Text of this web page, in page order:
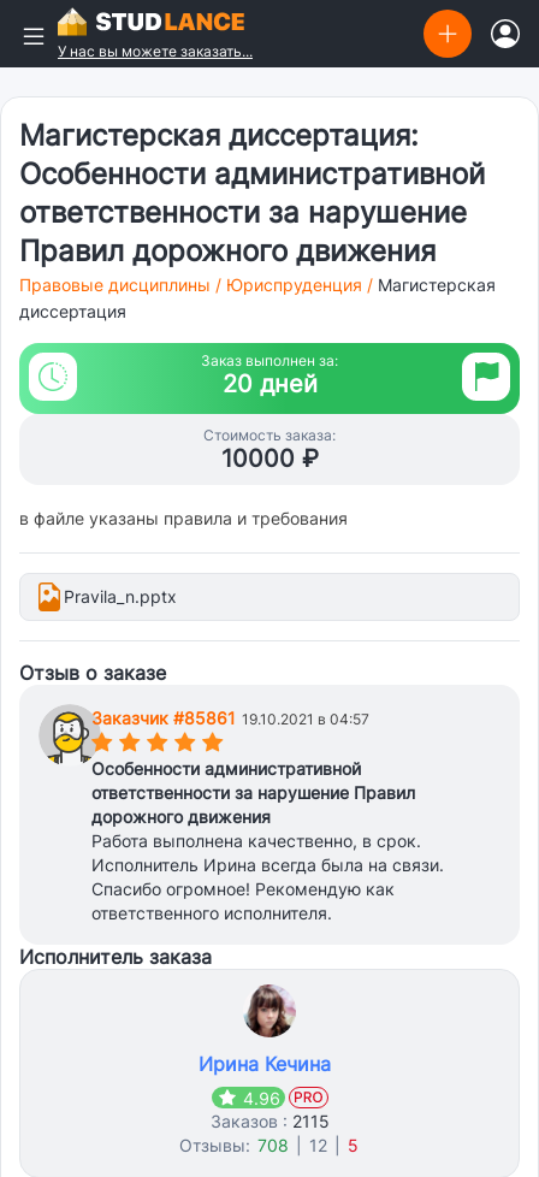
У нас вы можете заказать...
Магистерская диссертация:
Особенности административной
ответственности за нарушение
Правил дорожного движения
Правовые дисциплины / Юриспруденция / Магистерская
диссертация
Заказ выполнен за:
20 дней
Стоимость заказа:
10000 ₽
в файле указаны правила и требования
Pravila_n.pptx
Отзыв о заказе
Заказчик #85861 19.10.2021 в 04:57
(*)(*)(*)(*)(*)
Особенности административной
ответственности за нарушение Правил
дорожного движения
Работа выполнена качественно, в срок.
Исполнитель Ирина всегда была на связи.
Спасибо огромное! Рекомендую как
ответственного исполнителя.
Исполнитель заказа
Ирина Кечина
4.96
Заказов : 2115
Отзывы: 708 12 5